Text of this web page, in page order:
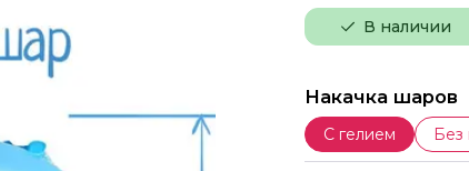
В наличии
Накачка шаров
С гелием Без